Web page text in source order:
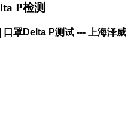
P检测
罩Delta P测试 --- 上海泽威